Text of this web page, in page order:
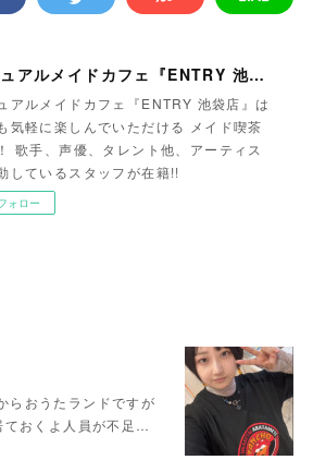
カジュアルメイドカフェ『ENTRY 池袋店』
アルメイドカフェ『ENTRY 池袋店』は
気軽に楽しんでいただける メイド喫茶
歌手、声優、タレント他、アーティス
しているスタッフが在籍!!
ォロー
らおうたランドですが
おくよ人員が不足…